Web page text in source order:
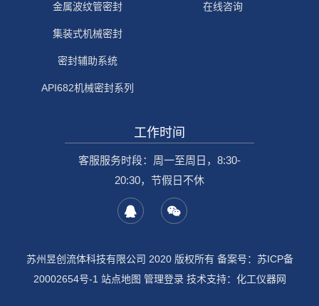
金属波纹管密封
集装式机械密封
密封辅助系统
API682机械密封系列
在线咨询
工作时间
客服服务时段：周一至周日，8:30-
20:30，节假日不休
苏州昱创流体科技有限公司 2020 版权所有 备案号： 苏ICP备
20002654号-1 站点地图 管理登录技术支持： 化工仪器网